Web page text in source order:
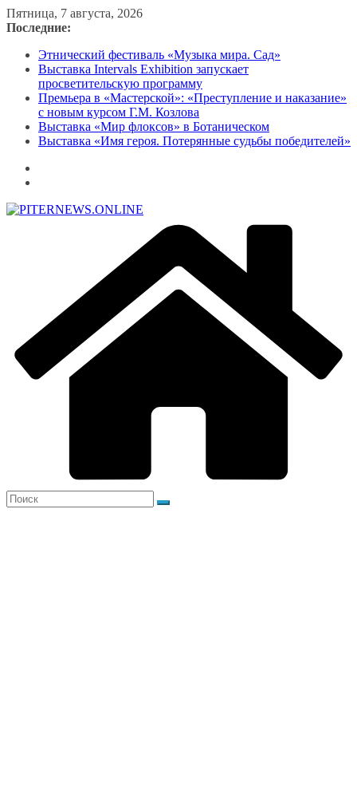
Перейти
к
Пятница, 7 августа, 2026
Последние:
Этнический фестиваль «Музыка мира. Сад»
Выставка Intervals Exhibition запускает
просветительскую программу
Премьера в «Мастерской»: «Преступление и наказание»
с новым курсом Г.М. Козлова
Выставка «Мир флоксов» в Ботаническом
Выставка «Имя героя. Потерянные судьбы победителей»